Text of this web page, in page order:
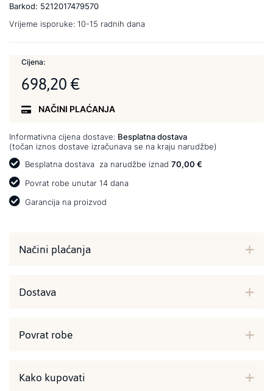
Barkod: 5212017479570
Vrijeme isporuke: 10-15 radnih dana
Cijena:
698,20 €
NAČINI PLAĆANJA
Informativna cijena dostave: Besplatna dostava
(točan iznos dostave izračunava se na kraju narudžbe)
Besplatna dostava za narudžbe iznad 70,00 €
Povrat robe unutar 14 dana
Garancija na proizvod
Načini plaćanja
Dostava
Povrat robe
Kako kupovati